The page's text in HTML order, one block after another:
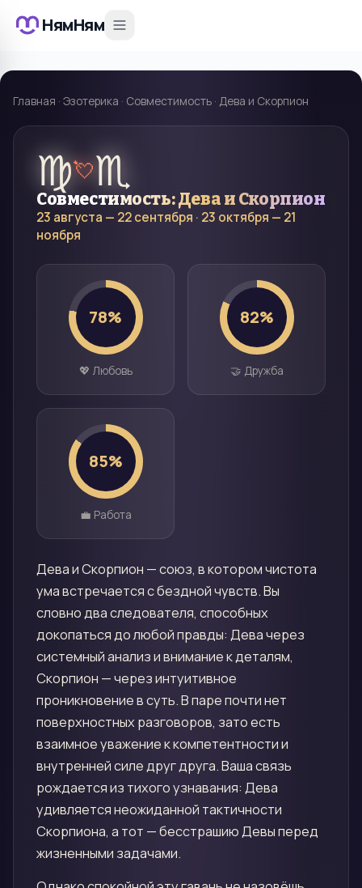
НямНям
Главная · Эзотерика · Совместимость · Дева и Скорпион
♍💘♏
Совместимость:Дева и Скорпион
23 августа — 22 сентября · 23 октября — 21
ноября
78%
💖 Любовь
82%
🤝 Дружба
85%
💼 Работа
Дева и Скорпион — союз, в котором чистота
ума встречается с бездной чувств. Вы
словно два следователя, способных
докопаться до любой правды: Дева через
системный анализ и внимание к деталям,
Скорпион — через интуитивное
проникновение в суть. В паре почти нет
поверхностных разговоров, зато есть
взаимное уважение к компетентности и
внутренней силе друг друга. Ваша связь
рождается из тихого узнавания: Дева
удивляется неожиданной тактичности
Скорпиона, а тот — бесстрашию Девы перед
жизненными задачами.